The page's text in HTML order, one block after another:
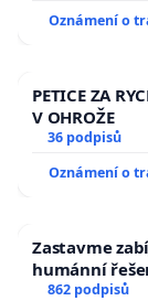
Oznámení o
PETICE ZA
V OHROŽE
36 podpisů
Oznámení o
Zastavme
humánní
862 podpisů